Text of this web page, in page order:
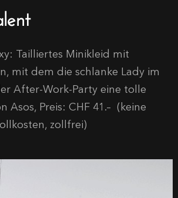
Tailliertes Minikleid mit
mit dem die schlanke Lady im
After-Work-Party eine tolle
Asos, Preis: CHF 41.– (keine
zollfrei)